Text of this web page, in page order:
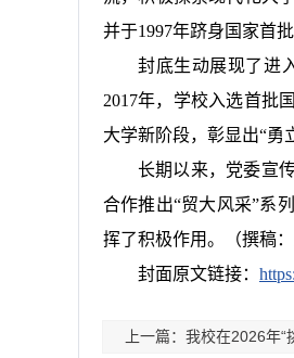
并于1997年跻身国家首
封底生动展现了进
2017年，学校入选首批
大学新阶段，彰显出“勇
长期以来，党委宣
合作推出“贸大风采”系
挥了积极作用。
（撰稿
封面原文链接：
上一篇：我校在2026年